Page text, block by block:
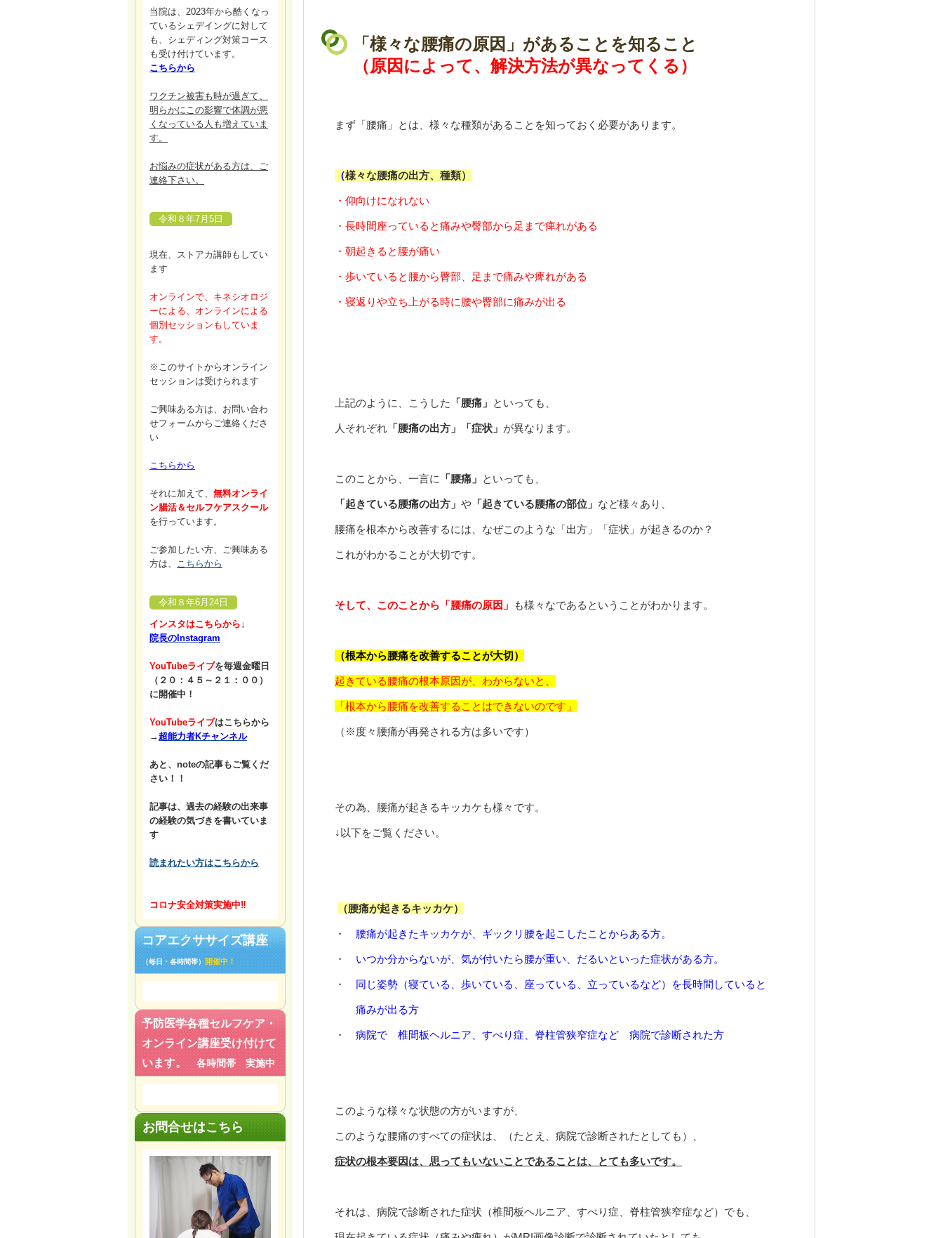
「様々な腰痛の原因」があることを知ること
（原因によって、解決方法が異なってくる）
まず「腰痛」とは、様々な種類があることを知っておく必要があります。
（様々な腰痛の出方、種類）
・仰向けになれない
・長時間座っていると痛みや臀部から足まで痺れがある
・朝起きると腰が痛い
・歩いていると腰から臀部、足まで痛みや痺れがある
・寝返りや立ち上がる時に腰や臀部に痛みが出る
上記のように、こうした 「腰痛」 といっても、
人それぞれ 「腰痛の出方」「症状」 が異なります。
このことから、一言に 「腰痛」 といっても、
「起きている腰痛の出方」 や 「起きている腰痛の部位」 など様々あり、
腰痛を根本から改善するには、なぜこのような「出方」「症状」が起きるのか？
これがわかることが大切です。
そして、このことから「腰痛の原因」 も様々なであるということがわかります。
（根本から腰痛を改善することが大切）
起きている腰痛の根本原因が、わからないと、
「根本から腰痛を改善することはできないのです」
（※度々腰痛が再発される方は多いです）
その為、腰痛が起きるキッカケも様々です。
↓以下をご覧ください。
（腰痛が起きるキッカケ）
・ 腰痛が起きたキッカケが、ギックリ腰を起こしたことからある方。
・ いつか分からないが、気が付いたら腰が重い、だるいといった症状がある方。
・ 同じ姿勢（寝ている、歩いている、座っている、立っているなど）を長時間していると
痛みが出る方
・ 病院で 椎間板ヘルニア、すべり症、脊柱管狭窄症など 病院で診断された方
このような様々な状態の方がいますが、
このような腰痛のすべての症状は、 （たとえ、病院で診断されたとしても）、
症状の根本要因は、思ってもいないことであることは、とても多いです。
それは、病院で診断された症状（椎間板ヘルニア、すべり症、脊柱管狭窄症など）でも、
当院は、2023年から酷くなっ
ているシェデイングに対して
も、シェディング対策コース
も受け付けています。
こちらから
ワクチン被害も時が過ぎて、
明らかにこの影響で体調が悪
くなっている人も増えていま
す。
お悩みの症状がある方は、ご
連絡下さい。
令和８年7月5日
現在、ストアカ講師もしてい
ます
オンラインで、キネシオロジ
ーによる、オンラインによる
個別セッションもしていま
す。
※このサイトからオンライン
セッションは受けられます
ご興味ある方は、お問い合わ
せフォームからご連絡くださ
い
こちらから
それに加えて、 無料オンライ
ン腸活＆セルフケアスクール
を行っています。
ご参加したい方、ご興味ある
方は、 こちらから
令和８年6月24日
インスタはこちらから↓
院長のInstagram
YouTubeライブを毎週金曜日
（２０：４５～２１：００）
に開催中！
YouTubeライブはこちらから
→超能力者Kチャンネル
あと、noteの記事もご覧くだ
さい！！
記事は、過去の経験の出来事
の経験の気づきを書いていま
す
読まれたい方はこちらから
コロナ安全対策実施中‼
コアエクササイズ講座
（毎日・各時間帯） 開催中！
予防医学各種セルフケア・
オンライン講座受け付けて
います。
各時間帯 実施中
お問合せはこちら